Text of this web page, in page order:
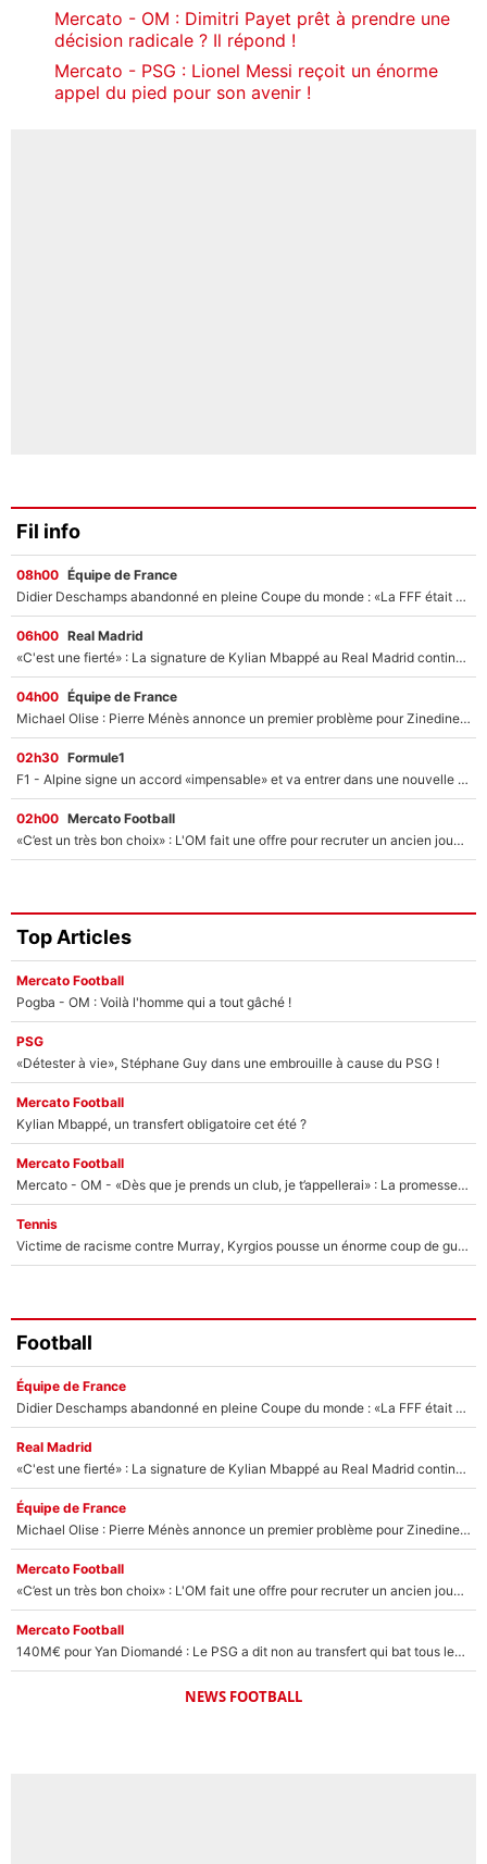
Mercato - OM : Dimitri Payet prêt à prendre une
décision radicale ? Il répond !
Mercato - PSG : Lionel Messi reçoit un énorme
appel du pied pour son avenir !
Fil info
08h00 Équipe de France
Didier Deschamps abandonné en pleine Coupe du monde : «La FFF était déjà passée à Zinedine Zidane»
06h00 Real Madrid
«C'est une fierté» : La signature de Kylian Mbappé au Real Madrid continue de régaler l'Espagne
04h00 Équipe de France
Michael Olise : Pierre Ménès annonce un premier problème pour Zinedine Zidane en équipe de France
02h30 Formule1
F1 - Alpine signe un accord «impensable» et va entrer dans une nouvelle dimension : Grande nouvelle pour Pierre Gasly !
02h00 Mercato Football
«C’est un très bon choix» : L'OM fait une offre pour recruter un ancien joueur du PSG... et c'est validé dans l'After Foot !
Top Articles
Mercato Football
Pogba - OM : Voilà l'homme qui a tout gâché !
PSG
«Détester à vie», Stéphane Guy dans une embrouille à cause du PSG !
Mercato Football
Kylian Mbappé, un transfert obligatoire cet été ?
Mercato Football
Mercato - OM - «Dès que je prends un club, je t’appellerai» : La promesse de Marcelino au moment de claquer la porte
Tennis
Victime de racisme contre Murray, Kyrgios pousse un énorme coup de gueule !
Football
Équipe de France
Didier Deschamps abandonné en pleine Coupe du monde : «La FFF était déjà passée à Zinedine Zidane»
Real Madrid
«C'est une fierté» : La signature de Kylian Mbappé au Real Madrid continue de régaler l'Espagne
Équipe de France
Michael Olise : Pierre Ménès annonce un premier problème pour Zinedine Zidane en équipe de France
Mercato Football
«C’est un très bon choix» : L'OM fait une offre pour recruter un ancien joueur du PSG... et c'est validé dans l'After Foot !
Mercato Football
140M€ pour Yan Diomandé : Le PSG a dit non au transfert qui bat tous les records sur le mercato
NEWS FOOTBALL